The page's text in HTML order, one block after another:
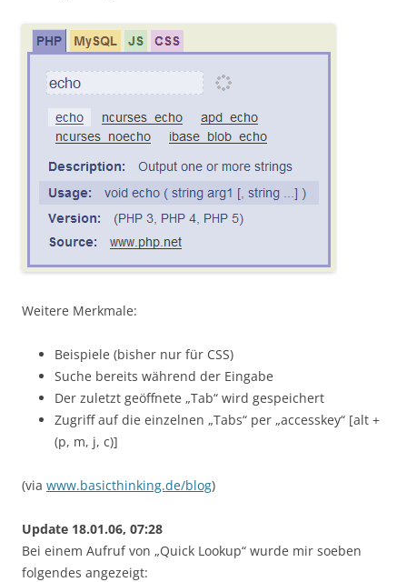
Weitere Merkmale:
Beispiele (bisher nur für CSS)
Suche bereits während der Eingabe
Der zuletzt geöffnete „Tab“ wird gespeichert
Zugriff auf die einzelnen „Tabs“ per „accesskey“ [alt +
(p, m, j, c)]
(via www.basicthinking.de/blog)
Update 18.01.06, 07:28
Bei einem Aufruf von „Quick Lookup“ wurde mir soeben
folgendes angezeigt: